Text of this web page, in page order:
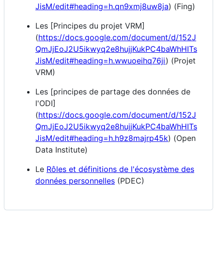
JisM/edit#heading=h.qn9xmj8uw8ja) (Fing)
Les [Principes du projet VRM]
(https://docs.google.com/document/d/152J
QmJjEoJ2U5ikwyq2e8hujjKukPC4baWhHITs
JisM/edit#heading=h.wwuoeihq76ji) (Projet
VRM)
Les [principes de partage des données de
l'ODI]
(https://docs.google.com/document/d/152J
QmJjEoJ2U5ikwyq2e8hujjKukPC4baWhHITs
JisM/edit#heading=h.h9z8majrp45k) (Open
Data Institute)
Le Rôles et définitions de l'écosystème des
données personnelles (PDEC)